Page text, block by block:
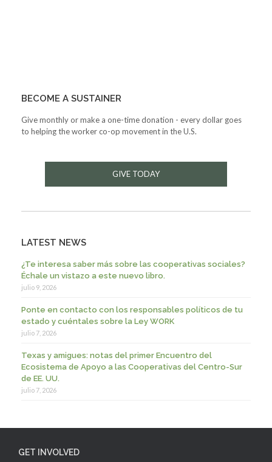
BECOME A SUSTAINER
Give monthly or make a one-time donation - every dollar goes
to helping the worker co-op movement in the U.S.
GIVE TODAY
LATEST NEWS
¿Te interesa saber más sobre las cooperativas sociales?
Échale un vistazo a este nuevo libro.
julio 9, 2026
Ponte en contacto con los responsables políticos de tu
estado y cuéntales sobre la Ley WORK
julio 7, 2026
Texas y amigues: notas del primer Encuentro del
Ecosistema de Apoyo a las Cooperativas del Centro-Sur
de EE. UU.
julio 7, 2026
GET INVOLVED